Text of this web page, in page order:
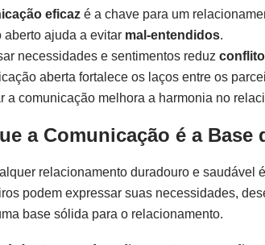
eficaz é a chave para um
aberto ajuda a evitar mal-entendidos.
necessidades e sentimentos reduz
aberta fortalece os laços entre os
a comunicação melhora a harmonia no
a Comunicação é a
relacionamento duradouro e saudável
podem expressar suas necessidades,
base sólida para o relacionamento.